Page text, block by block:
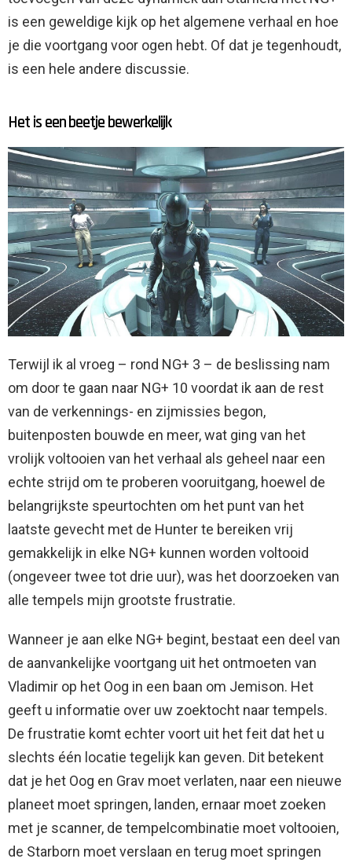
is een geweldige kijk op het algemene verhaal en hoe
je die voortgang voor ogen hebt. Of dat je tegenhoudt,
is een hele andere discussie.
Het is een beetje bewerkelijk
Terwijl ik al vroeg – rond NG+ 3 – de beslissing nam
om door te gaan naar NG+ 10 voordat ik aan de rest
van de verkennings- en zijmissies begon,
buitenposten bouwde en meer, wat ging van het
vrolijk voltooien van het verhaal als geheel naar een
echte strijd om te proberen vooruitgang, hoewel de
belangrijkste speurtochten om het punt van het
laatste gevecht met de Hunter te bereiken vrij
gemakkelijk in elke NG+ kunnen worden voltooid
(ongeveer twee tot drie uur), was het doorzoeken van
alle tempels mijn grootste frustratie.
Wanneer je aan elke NG+ begint, bestaat een deel van
de aanvankelijke voortgang uit het ontmoeten van
Vladimir op het Oog in een baan om Jemison. Het
geeft u informatie over uw zoektocht naar tempels.
De frustratie komt echter voort uit het feit dat het u
slechts één locatie tegelijk kan geven. Dit betekent
dat je het Oog en Grav moet verlaten, naar een nieuwe
planeet moet springen, landen, ernaar moet zoeken
met je scanner, de tempelcombinatie moet voltooien,
de Starborn moet verslaan en terug moet springen